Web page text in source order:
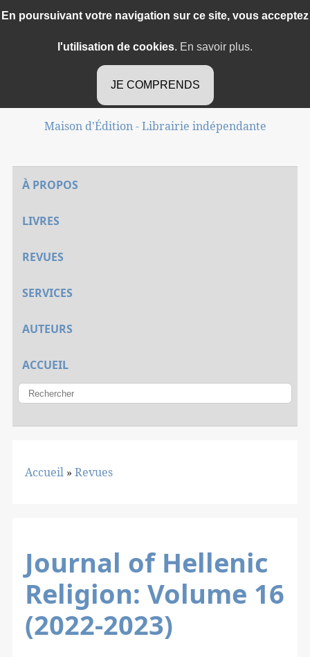
En poursuivant votre navigation sur ce site, vous acceptez
l'utilisation de cookies. En savoir plus.
JE COMPRENDS
Méduse d'Or
Maison d'Édition - Librairie indépendante
À PROPOS
LIVRES
REVUES
SERVICES
AUTEURS
ACCUEIL
Accueil » Revues
Journal of Hellenic
Religion: Volume 16
(2022-2023)